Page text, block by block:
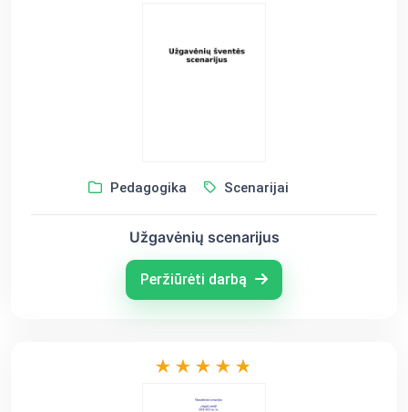
Pedagogika Scenarijai
Užgavėnių scenarijus
Peržiūrėti darbą